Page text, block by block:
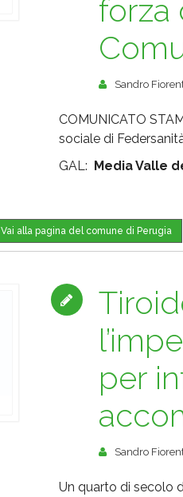
forza
Sandro
COMUNICATO
sociale di
GAL: Media Valle
Vai alla pagina del comune di Perugia
per
Sandro
Un quarto di secolo